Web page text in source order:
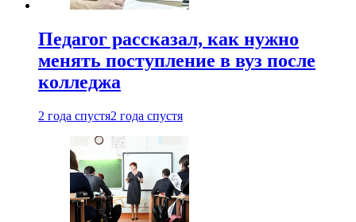
Педагог рассказал, как нужно
менять поступление в вуз после
колледжа
2 года спустя2 года спустя